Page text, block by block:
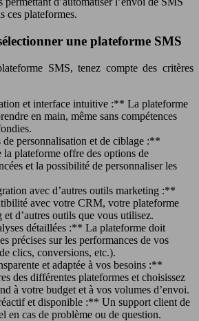
ces plateformes.
une plateforme SMS
SMS, tenez compte des critères
et interface intuitive :** La plateforme
en main, même sans compétences
personnalisation et de ciblage :**
la plateforme offre des options de
et la possibilité de personnaliser les
avec d’autres outils marketing :**
avec votre CRM, votre plateforme
et d’autres outils que vous utilisez.
détaillées :** La plateforme doit
précises sur les performances de vos
clics, conversions, etc.).
et adaptée à vos besoins :**
des différentes plateformes et choisissez
à votre budget et à vos volumes d’envoi.
et disponible :** Un support client de
en cas de problème ou de question.